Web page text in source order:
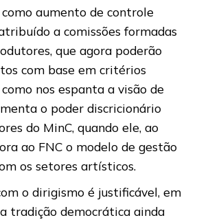
aumento de controle
a comissões formadas
que agora poderão
com base em critérios
nos espanta a visão de
o poder discricionário
do MinC, quando ele, ao
ao FNC o modelo de gestão
os setores artísticos.
o dirigismo é justificável, em
tradição democrática ainda